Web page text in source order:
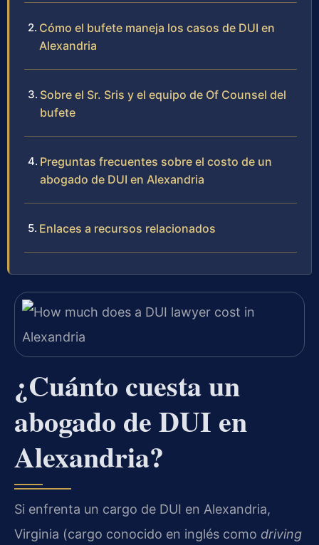
Cómo el bufete maneja los casos de DUI en
Alexandria
Sobre el Sr. Sris y el equipo de Of Counsel del
bufete
Preguntas frecuentes sobre el costo de un
abogado de DUI en Alexandria
Enlaces a recursos relacionados
¿Cuánto cuesta un
abogado de DUI en
Alexandria?
Si enfrenta un cargo de DUI en Alexandria,
Virginia (cargo conocido en inglés como driving